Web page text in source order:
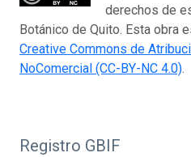
derechos de
Botánico de Quito. Esta obra
Creative Commons de
NoComercial (CC-BY-NC 4.0).
Registro GBIF